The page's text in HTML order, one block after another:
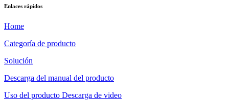
Enlaces rápidos
Home
Categoría de producto
Solución
Descarga del manual del producto
Uso del producto Descarga de video